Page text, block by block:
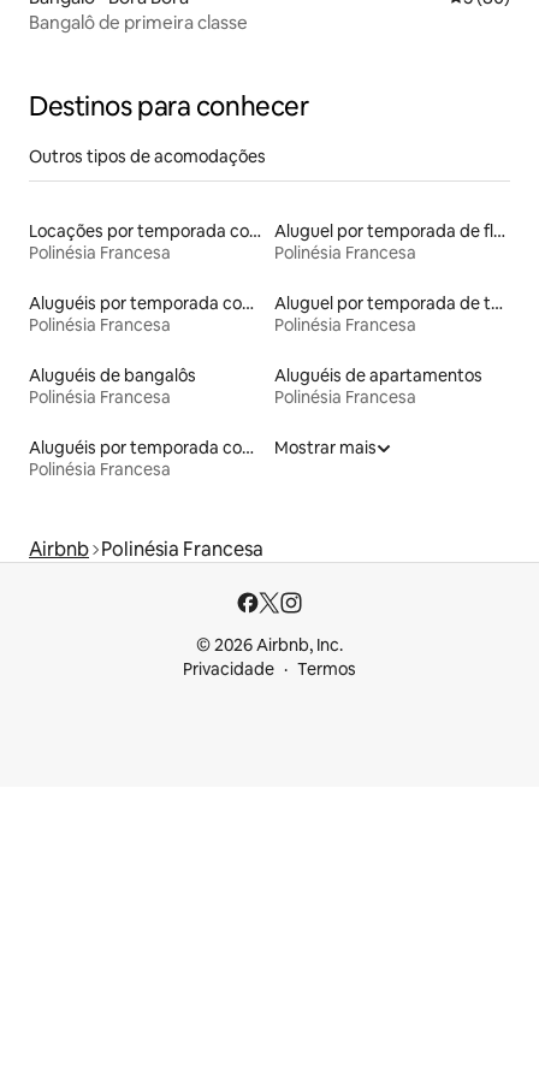
Bangalô de primeira classe
Destinos para conhecer
Outros tipos de acomodações
Locações por temporada com piscina
Polinésia Francesa
Aluguel por temporada de flats
Polinésia Francesa
Aluguéis por temporada com acesso ao lago
Polinésia Francesa
Aluguel por temporada de tendas
Polinésia Francesa
Aluguéis de bangalôs
Polinésia Francesa
Aluguéis de apartamentos
Polinésia Francesa
Aluguéis por temporada com acesso à praia
Polinésia Francesa
Mostrar mais
Airbnb Polinésia Francesa
© 2026 Airbnb, Inc.
Privacidade
Termos